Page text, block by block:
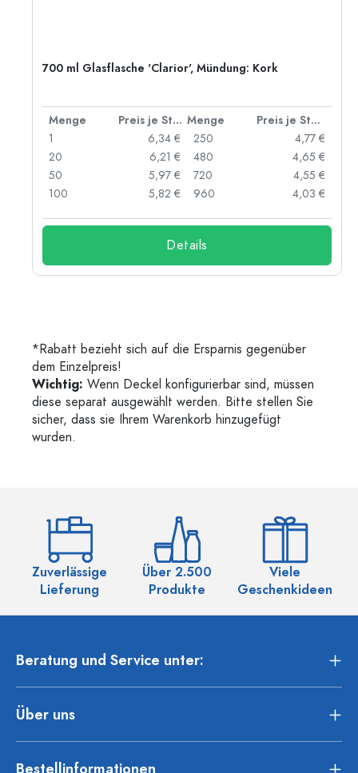
700 ml Glasflasche 'Clarior', Mündung: Kork
Menge Preis je Stück Menge
Preis je Stück
1
6,34 €
20
6,21 €
50
5,97 €
100
5,82 €
250
4,77 €
480
4,65 €
720
4,55 €
960
4,03 €
Details
*Rabatt bezieht sich auf die Ersparnis gegenüber
dem Einzelpreis!
Wichtig: Wenn Deckel konfigurierbar sind, müssen
diese separat ausgewählt werden. Bitte stellen Sie
sicher, dass sie Ihrem Warenkorb hinzugefügt
wurden.
Zuverlässige
Lieferung
Über 2.500
Produkte
Viele
Geschenkideen
Beratung und Service unter:
Über uns
Bestellinformationen